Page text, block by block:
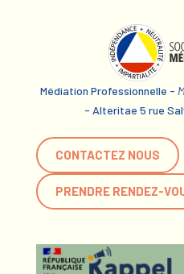
Médiation Professionnelle -
- Alteritae 5 rue
CONTACTEZ NOUS
PRENDRE RENDEZ-